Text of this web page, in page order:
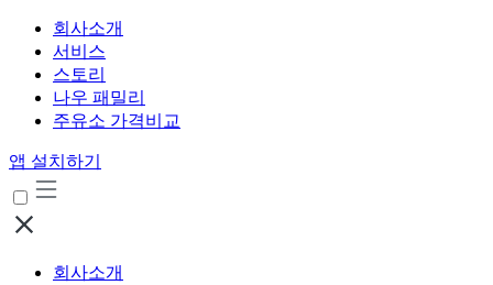
회사소개
서비스
스토리
나우 패밀리
주유소 가격비교
앱 설치하기
회사소개